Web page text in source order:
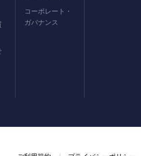
コーポレート・
ガバナンス